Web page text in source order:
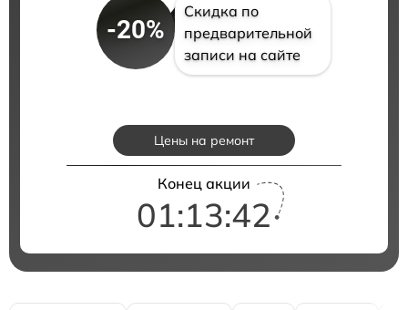
-20%
Скидка по
предварительной
записи на сайте
Цены на ремонт
Конец акции
01:13:41